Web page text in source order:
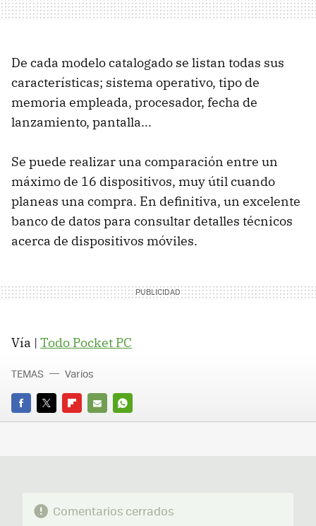
De cada modelo catalogado se listan todas sus
características; sistema operativo, tipo de
memoria empleada, procesador, fecha de
lanzamiento, pantalla...
Se puede realizar una comparación entre un
máximo de 16 dispositivos, muy útil cuando
planeas una compra. En definitiva, un excelente
banco de datos para consultar detalles técnicos
acerca de dispositivos móviles.
Vía | Todo Pocket PC
FACEBOOK
TWITTERFLIPBOARD
E-
WHATSAPP
TEMAS Varios
Comentarios cerrados